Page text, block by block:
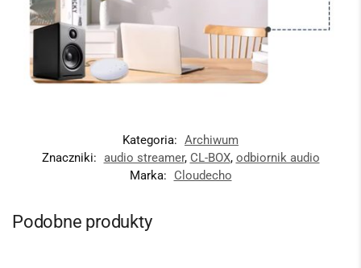
Kategoria: Archiwum
Znaczniki: audio streamer, CL-BOX, odbiornik audio
Marka:
Cloudecho
Podobne produkty